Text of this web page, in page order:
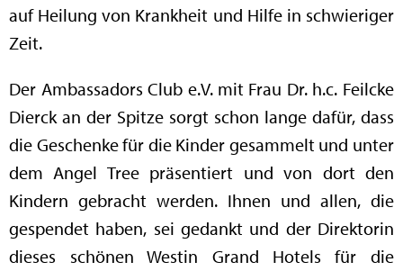
auf Heilung von Krankheit und Hilfe in schwieriger
Zeit.
Der Ambassadors Club e.V. mit Frau Dr. h.c. Feilcke
Dierck an der Spitze sorgt schon lange dafür, dass
die Geschenke für die Kinder gesammelt und unter
dem Angel Tree präsentiert und von dort den
Kindern gebracht werden. Ihnen und allen, die
gespendet haben, sei gedankt und der Direktorin
dieses schönen Westin Grand Hotels für die